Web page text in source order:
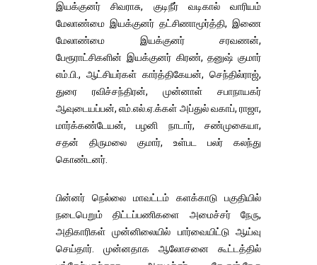
இயக்குனர் சிவராசு, குடிநீர் வடிகால் வாரியம்
மேலாண்மை இயக்குனர் தட்சிணாமூர்த்தி, இணை
மேலாண்மை இயக்குனர் சரவணன்,
பேரூராட்சிகளின் இயக்குனர் கிரண், தனுஷ் குமார்
எம்.பி., ஆட்சியர்கள் கார்த்திகேயன், செந்தில்ராஜ்,
துரை ரவிச்சந்திரன், முன்னாள் சபாநாயகர்
ஆவுடையப்பன், எம்.எல்.ஏ.க்கள் அப்துல் வகாப், ராஜா,
மார்க்கண்டேயன், பழனி நாடார், சண்முகையா,
சதன் திருமலை குமார், உள்பட பலர் கலந்து
கொண்டனர்.
பின்னர் நெல்லை மாவட்டம் களக்காடு பகுதியில்
நடைபெறும் திட்டப்பணிகளை அமைச்சர் நேரு,
அதிகாரிகள் முன்னிலையில் பார்வையிட்டு ஆய்வு
செய்தார். முன்னதாக ஆலோசனை கூட்டத்தில்